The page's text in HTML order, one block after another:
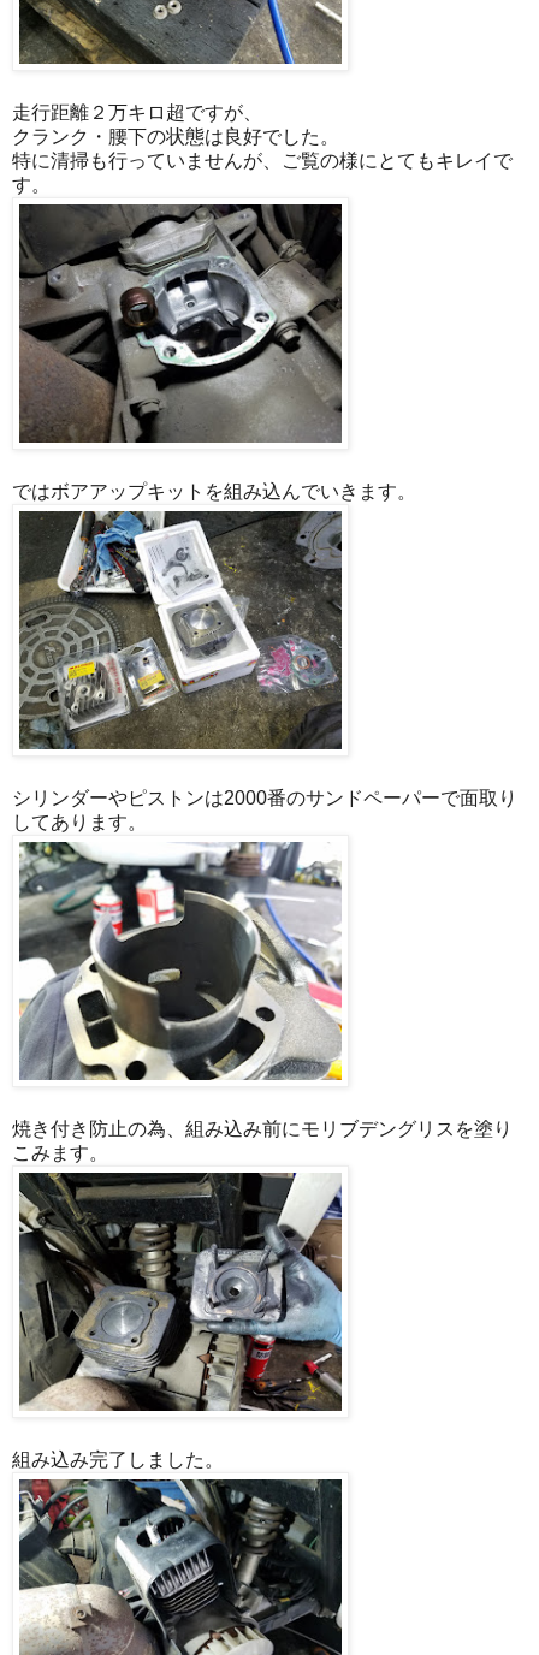
走行距離２万キロ超ですが、
クランク・腰下の状態は良好でした。
特に清掃も行っていませんが、ご覧の様にとてもキレイで
す。
ではボアアップキットを組み込んでいきます。
シリンダーやピストンは2000番のサンドペーパーで面取り
してあります。
焼き付き防止の為、組み込み前にモリブデングリスを塗り
こみます。
組み込み完了しました。